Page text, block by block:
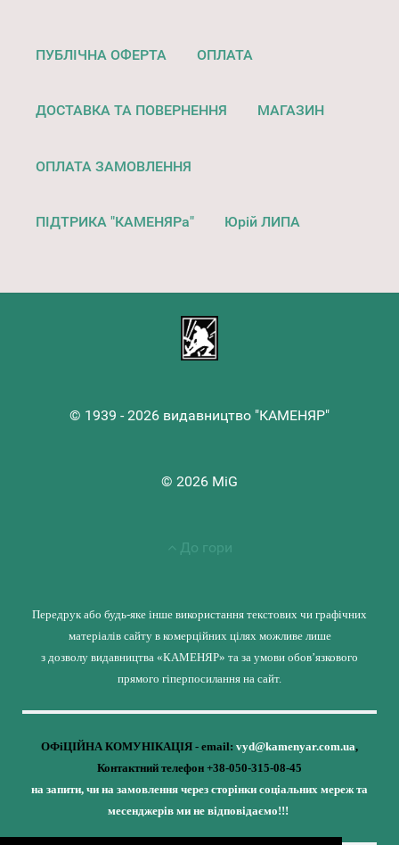
ПУБЛІЧНА ОФЕРТА ОПЛАТА
ДОСТАВКА ТА ПОВЕРНЕННЯ МАГАЗИН
ОПЛАТА ЗАМОВЛЕННЯ
ПІДТРИКА "КАМЕНЯРа" Юрій ЛИПА
© 1939 - 2026 видавництво "КАМЕНЯР"
© 2026 MiG
До гори
Передрук або будь-яке інше використання текстових чи графічних
матеріалів сайту в комерційних цілях можливе лише
з дозволу видавництва «КАМЕНЯР» та за умови обов’язкового
прямого гіперпосилання на сайт.
ОФіЦІЙНА КОМУНІКАЦІЯ - email: vyd@kamenyar.com.ua,
Контактний телефон +38-050-315-08-45
на запити, чи на замовлення через сторінки соціальних мереж та
месенджерів ми не відповідаємо!!!